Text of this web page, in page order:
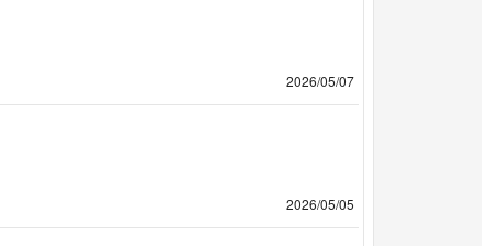
2026/05/07
2026/05/05